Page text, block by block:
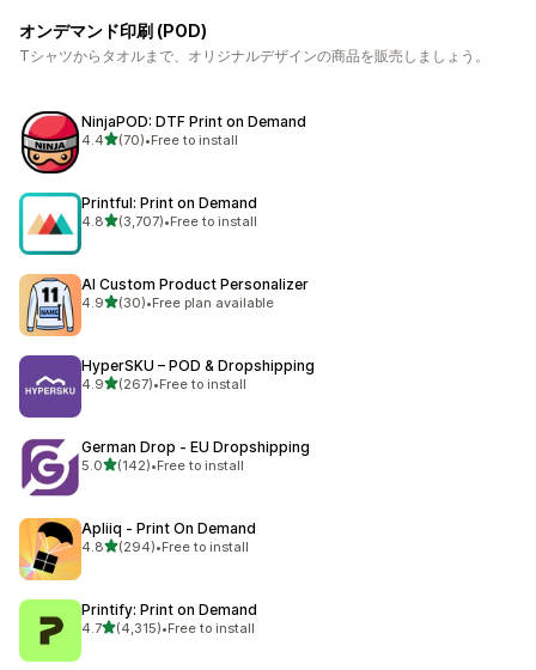
オンデマンド印刷 (POD)
Tシャツからタオルまで、オリジナルデザインの商品を販売しましょう。
NinjaPOD: DTF Print on Demand
4.45つ星中
(70)
合計レビュー数：70件
•Free to install
Printful: Print on Demand
4.85つ星中
(3,707)
合計レビュー数：3707件
•Free to install
AI Custom Product Personalizer
4.95つ星中
(30)
合計レビュー数：30件
•Free plan available
HyperSKU – POD & Dropshipping
4.95つ星中
(267)
合計レビュー数：267件
•Free to install
German Drop ‑ EU Dropshipping
5.05つ星中
(142)
合計レビュー数：142件
•Free to install
Apliiq ‑ Print On Demand
4.85つ星中
(294)
合計レビュー数：294件
•Free to install
Printify: Print on Demand
4.75つ星中
(4,315)
合計レビュー数：4315件
•Free to install